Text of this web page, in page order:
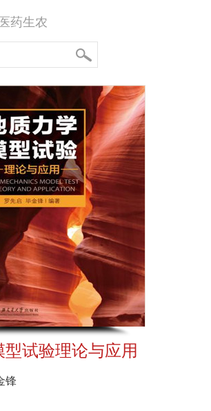
医药生农
型试验理论与应用
锋